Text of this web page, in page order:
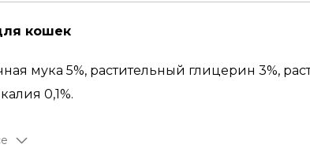
кошек
мука 5%, растительный глицерин 3%,
0,1%.
клетчатка 1,5%, сырая зола 4,5%,